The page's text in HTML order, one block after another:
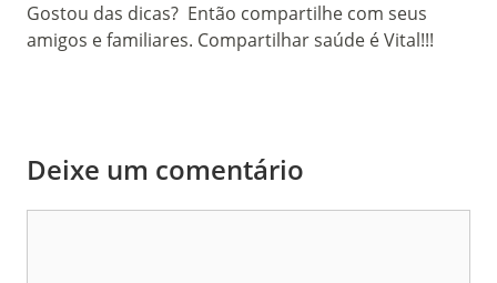
Gostou das dicas? Então compartilhe com seus
amigos e familiares. Compartilhar saúde é Vital!!!
Deixe um comentário